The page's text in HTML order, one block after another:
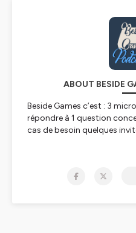
ABOUT BESIDE
Beside Games c’est : 3
répondre à 1 question
cas de besoin quelques